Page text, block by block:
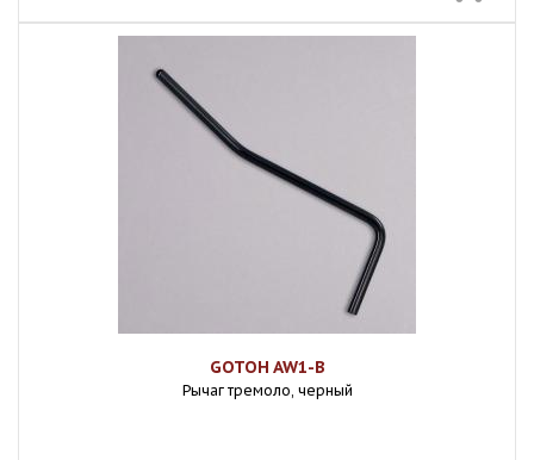
GOTOH AW1-B
Рычаг тремоло, черный